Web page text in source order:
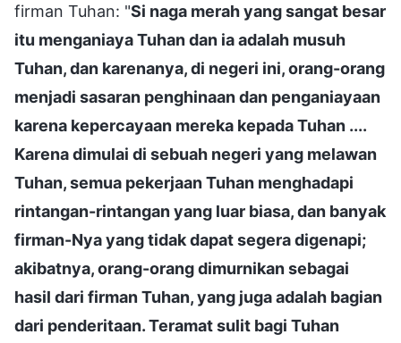
firman Tuhan: "Si naga merah yang sangat besar
itu menganiaya Tuhan dan ia adalah musuh
Tuhan, dan karenanya, di negeri ini, orang-orang
menjadi sasaran penghinaan dan penganiayaan
karena kepercayaan mereka kepada Tuhan ....
Karena dimulai di sebuah negeri yang melawan
Tuhan, semua pekerjaan Tuhan menghadapi
rintangan-rintangan yang luar biasa, dan banyak
firman-Nya yang tidak dapat segera digenapi;
akibatnya, orang-orang dimurnikan sebagai
hasil dari firman Tuhan, yang juga adalah bagian
dari penderitaan. Teramat sulit bagi Tuhan